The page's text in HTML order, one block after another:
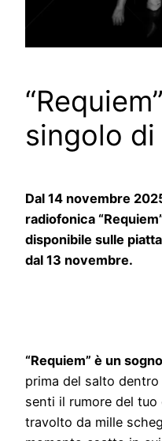
singolo di
Dal 14 novembre
radiofonica “Requiem
disponibile sulle
dal 13 novembre.
“Requiem” è un
prima del salto dentro
senti il rumore del
travolto da mille